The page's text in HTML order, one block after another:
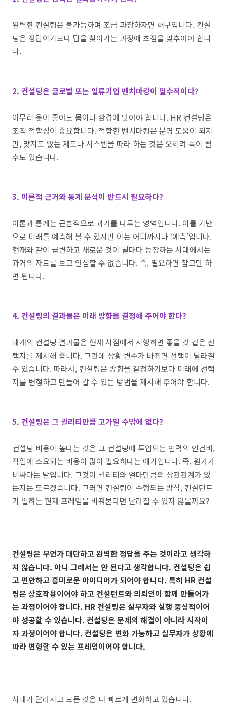
완벽한 컨설팅은 불가능하며 조금 과장하자면 허구입니다. 컨설
팅은 정답이기보다 답을 찾아가는 과정에 초점을 맞추어야 합니
다.
2. 컨설팅은 글로벌 또는 일류기업 벤치마킹이 필수적이다?
아무리 옷이 좋아도 몸이나 환경에 맞아야 합니다. HR 컨설팅은
조직 적합성이 중요합니다. 적합한 벤치마킹은 분명 도움이 되지
만, 맞지도 않는 제도나 시스템을 따라 하는 것은 오히려 독이 될
수도 있습니다.
3. 이론적 근거와 통계 분석이 반드시 필요하다?
이론과 통계는 근본적으로 과거를 다루는 영역입니다. 이를 기반
으로 미래를 예측해 볼 수 있지만 이는 어디까지나 ‘예측’입니다.
현재와 같이 급변하고 새로운 것이 날마다 등장하는 시대에서는
과거의 자료를 보고 안심할 수 없습니다. 즉, 필요하면 참고만 하
면 됩니다.
4. 컨설팅의 결과물은 미래 방향을 결정해 주어야 한다?
대개의 컨설팅 결과물은 현재 시점에서 시행하면 좋을 것 같은 선
택지를 제시해 줍니다. 그런데 상황 변수가 바뀌면 선택이 달라질
수 있습니다. 따라서, 컨설팅은 방향을 결정하기보다 미래에 선택
지를 변형하고 만들어 갈 수 있는 방법을 제시해 주어야 합니다.
5. 컨설팅은 그 퀄리티만큼 고가일 수밖에 없다?
컨설팅 비용이 높다는 것은 그 컨설팅에 투입되는 인력의 인건비,
작업에 소요되는 비용이 많이 필요하다는 얘기입니다. 즉, 원가가
비싸다는 말입니다. 그것이 퀄리티와 얼마만큼의 상관관계가 있
는지는 모르겠습니다. 그러면 컨설팅이 수행되는 방식, 컨설턴트
가 일하는 현재 프레임을 바꿔본다면 달라질 수 있지 않을까요?
컨설팅은 무언가 대단하고 완벽한 정답을 주는 것이라고 생각하
지 않습니다. 아니 그래서는 안 된다고 생각합니다. 컨설팅은 쉽
고 편안하고 흥미로운 아이디어가 되어야 합니다. 특히 HR 컨설
팅은 상호작용이어야 하고 컨설턴트와 의뢰인이 함께 만들어가
는 과정이어야 합니다. HR 컨설팅은 실무자와 실행 중심적이어
야 성공할 수 있습니다. 컨설팅은 문제의 해결이 아니라 시작이
자 과정이어야 합니다. 컨설팅은 변화 가능하고 실무자가 상황에
따라 변형할 수 있는 프레임이어야 합니다.
시대가 달라지고 모든 것은 더 빠르게 변화하고 있습니다.